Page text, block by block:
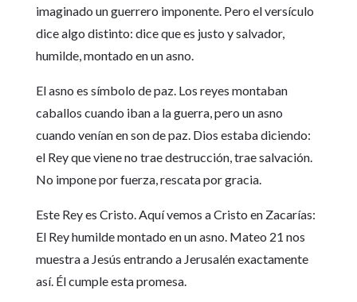
imaginado un guerrero imponente. Pero el versículo
dice algo distinto: dice que es justo y salvador,
humilde, montado en un asno.
El asno es símbolo de paz. Los reyes montaban
caballos cuando iban a la guerra, pero un asno
cuando venían en son de paz. Dios estaba diciendo:
el Rey que viene no trae destrucción, trae salvación.
No impone por fuerza, rescata por gracia.
Este Rey es Cristo. Aquí vemos a Cristo en Zacarías:
El Rey humilde montado en un asno. Mateo 21 nos
muestra a Jesús entrando a Jerusalén exactamente
así. Él cumple esta promesa.